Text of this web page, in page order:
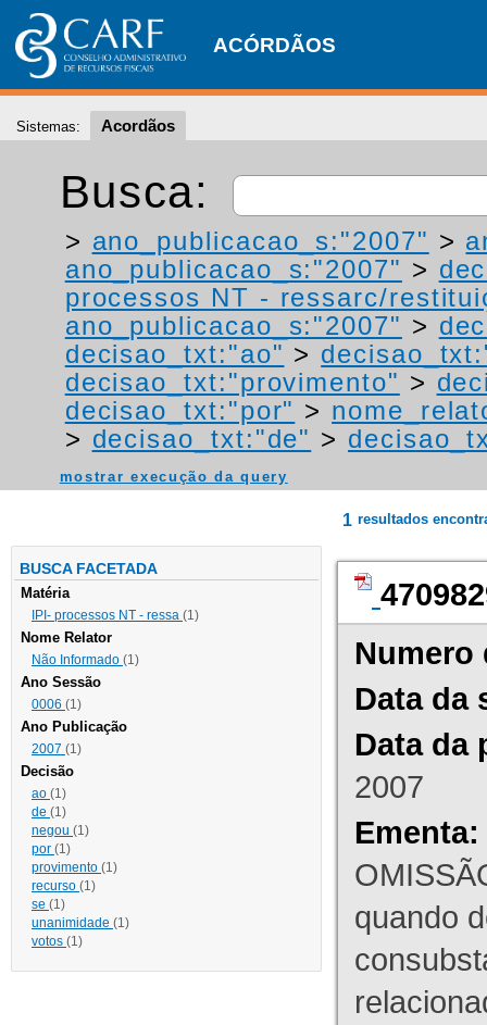
ACÓRDÃOS
Sistemas: Acordãos
Busca:
> ano_publicacao_s:"2007" >
ano_publicacao_s:"2007" >
processos NT - ressarc/
ano_publicacao_s:"2007" >
decisao_txt:"ao" >
decisao_txt:"provimento" >
decisao_txt:"por" >
> decisao_txt:"de" >
mostrar execução da query
BUSCA FACETADA
Matéria
IPI- processos NT - ressa (1)
Nome Relator
Não Informado (1)
Ano Sessão
0006 (1)
Ano Publicação
2007 (1)
Decisão
ao (1)
de (1)
negou (1)
por (1)
provimento (1)
recurso (1)
se (1)
unanimidade (1)
votos (1)
1 resultados
Numero
Data da
Data da
2007
Ementa:
quando